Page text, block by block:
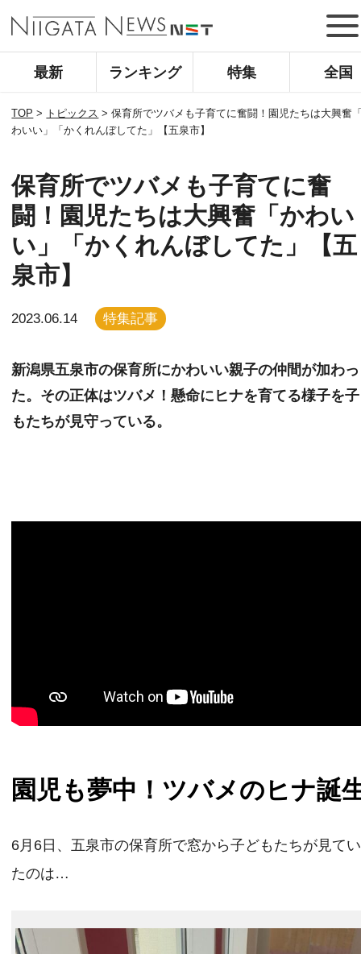
最新 ランキング 特集 全国
TOP > トピックス >保育所でツバメも子育てに奮闘！園児たちは大興奮
わいい」「かくれんぼしてた」【五泉市】
保育所でツバメも子育てに奮
闘！園児たちは大興奮「かわい
い」「かくれんぼしてた」【五
泉市】
2023.06.14 特集記事
新潟県五泉市の保育所にかわいい親子の仲間が加わっ
た。その正体はツバメ！懸命にヒナを育てる様子を
もたちが見守っている。
園児も夢中！ツバメのヒナ誕
6月6日、五泉市の保育所で窓から子どもたちが見てい
たのは…